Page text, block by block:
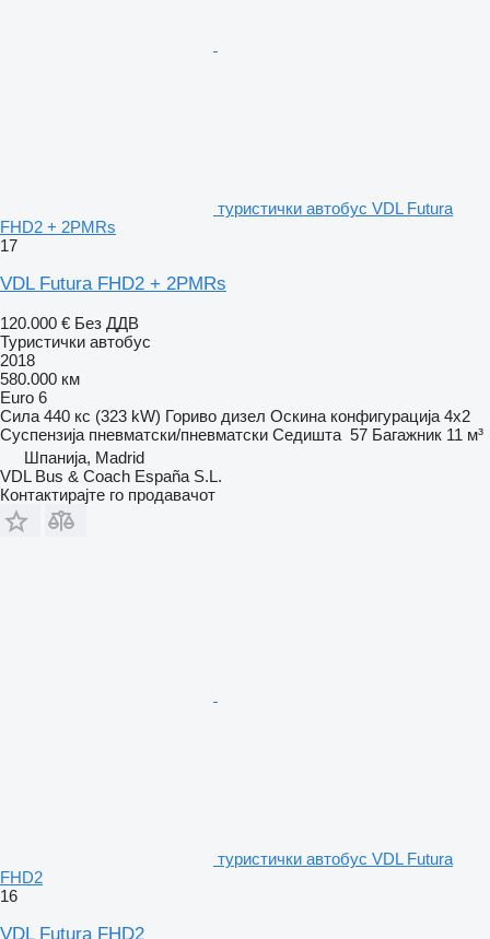
туристички автобус VDL Futura
FHD2 + 2PMRs
17
VDL Futura FHD2 + 2PMRs
120.000 € Без ДДВ
Туристички автобус
2018
580.000 км
Euro 6
Сила 440 кс (323 kW) Гориво дизел Оскина конфигурација 4x2
Суспензија пневматски/пневматски Седишта 57 Багажник 11 м³
Шпанија, Madrid
VDL Bus & Coach España S.L.
Контактирајте го продавачот
туристички автобус VDL Futura
FHD2
16
VDL Futura FHD2